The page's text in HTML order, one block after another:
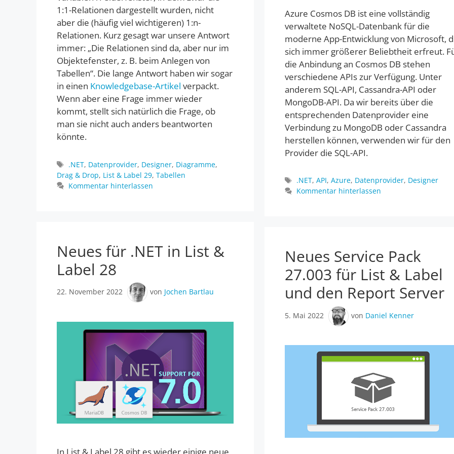
1:1-Relationen dargestellt wurden, nicht
aber die (häufig viel wichtigeren) 1:n-
Relationen. Kurz gesagt war unsere Antwort
immer: „Die Relationen sind da, aber nur im
Objektefenster, z. B. beim Anlegen von
Tabellen“. Die lange Antwort haben wir sogar
in einen Knowledgebase-Artikel verpackt.
Wenn aber eine Frage immer wieder
kommt, stellt sich natürlich die Frage, ob
man sie nicht auch anders beantworten
könnte.
Schlagwörter
.NET, Datenprovider, Designer, Diagramme,
Drag & Drop, List & Label 29, Tabellen
Kommentar hinterlassen
Azure Cosmos DB ist eine vollständig
verwaltete NoSQL-Datenbank für die
moderne App-Entwicklung von Microsoft,
sich immer größerer Beliebtheit erfreut.
die Anbindung an Cosmos DB stehen
verschiedene APIs zur Verfügung. Unter
anderem SQL-API, Cassandra-API oder
MongoDB-API. Da wir bereits über die
entsprechenden Datenprovider eine
Verbindung zu MongoDB oder Cassandra
herstellen können, verwenden wir für den
Provider die SQL-API.
Schlagwörter
.NET,API,Azure, Datenprovider, Designer
Kommentar hinterlassen
Neues für .NET in List &
Label 28
22. November 2022 von Jochen Bartlau
Neues Service Pack
27.003 für List & Label
und den Report Server
5. Mai 2022 von Daniel Kenner